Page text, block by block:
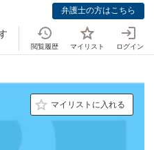
弁護士の方はこちら
閲覧履歴 マイリスト ログイン
マイリストに入れる